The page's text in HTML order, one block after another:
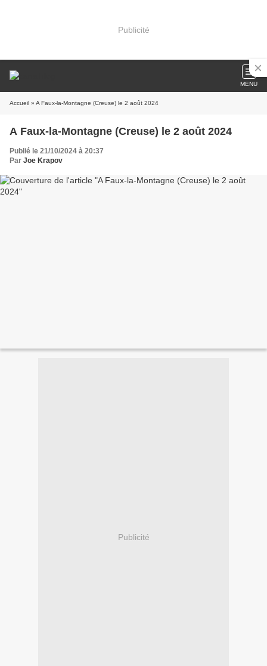
Publicité
MENU
Accueil » A Faux-la-Montagne (Creuse) le 2 août 2024
A Faux-la-Montagne (Creuse) le 2 août 2024
Publié le 21/10/2024 à 20:37
Par Joe Krapov
Publicité